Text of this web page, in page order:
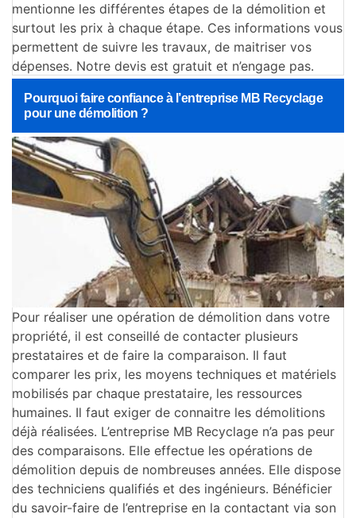
mentionne les différentes étapes de la démolition et
surtout les prix à chaque étape. Ces informations vous
permettent de suivre les travaux, de maitriser vos
dépenses. Notre devis est gratuit et n’engage pas.
Pourquoi faire confiance à l’entreprise MB Recyclage
pour une démolition ?
Pour réaliser une opération de démolition dans votre
propriété, il est conseillé de contacter plusieurs
prestataires et de faire la comparaison. Il faut
comparer les prix, les moyens techniques et matériels
mobilisés par chaque prestataire, les ressources
humaines. Il faut exiger de connaitre les démolitions
déjà réalisées. L’entreprise MB Recyclage n’a pas peur
des comparaisons. Elle effectue les opérations de
démolition depuis de nombreuses années. Elle dispose
des techniciens qualifiés et des ingénieurs. Bénéficier
du savoir-faire de l’entreprise en la contactant via son